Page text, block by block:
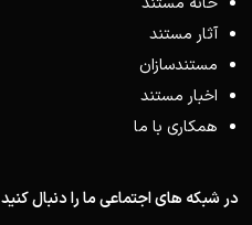
آثار مستند
مستندسازان
اخبار مستند
همکاری با ما
در شبکه های اجتماعی ما را دنبال کنید